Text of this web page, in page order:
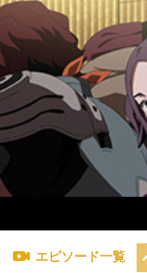
エピソード一覧